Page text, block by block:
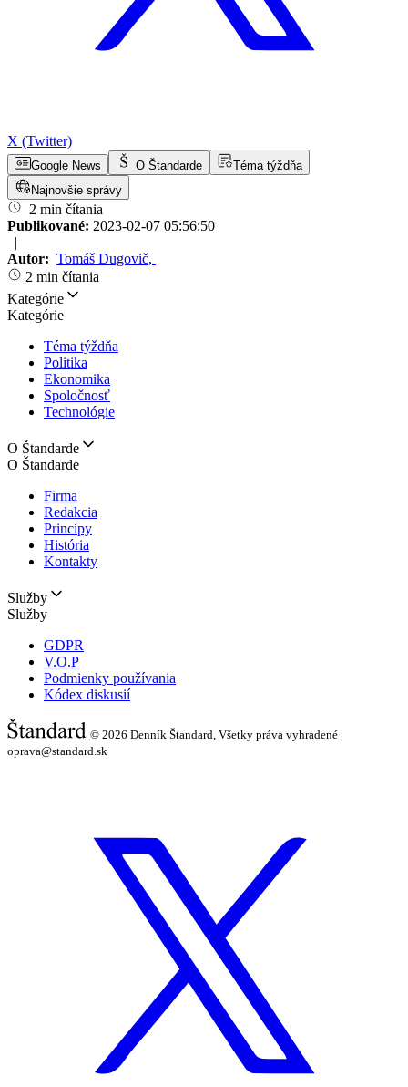
X (Twitter)
Google News O Štandarde
Téma týždňa
Najnovšie správy
2 min čítania
Publikované: 2023-02-07 05:56:50
|
Autor: Tomáš Dugovič,
2 min čítania
Kategórie
Kategórie
Téma týždňa
Politika
Ekonomika
Spoločnosť
Technológie
O Štandarde
O Štandarde
Firma
Redakcia
Princípy
História
Kontakty
Služby
Služby
GDPR
V.O.P
Podmienky používania
Kódex diskusií
© 2026 Denník Štandard, Všetky práva vyhradené |
oprava@standard.sk